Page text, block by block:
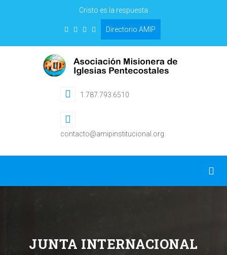
Cristo es la respuesta
Directorio AMIP
1.787.793.6510
contacto@amipinstitucional.org
JUNTA INTERNACIONAL